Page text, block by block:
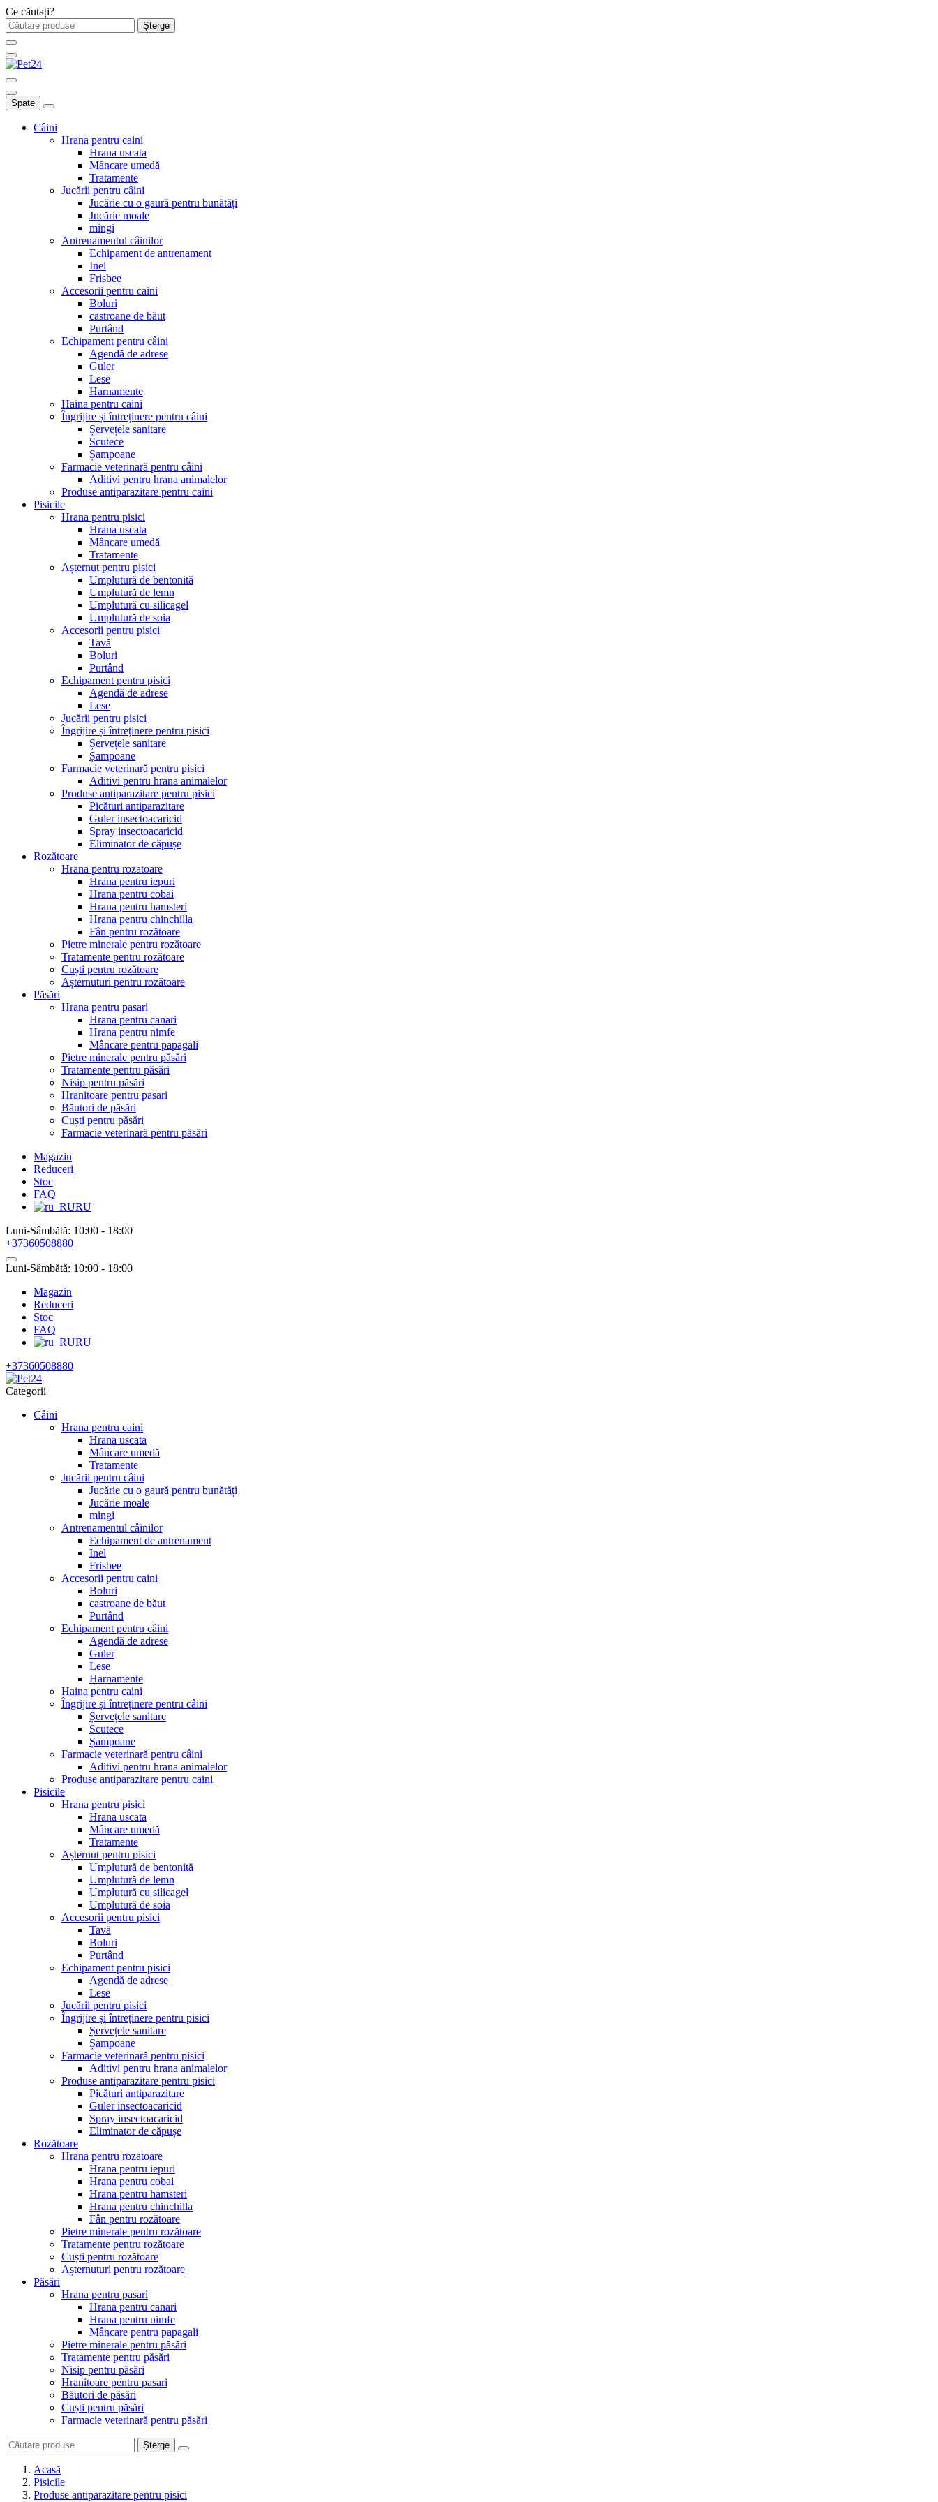
Ce căutați?
Șterge
Spate
Câini
Hrana pentru caini
Hrana uscata
Mâncare umedă
Tratamente
Jucării pentru câini
Jucărie cu o gaură pentru bunătăți
Jucărie moale
mingi
Antrenamentul câinilor
Echipament de antrenament
Inel
Frisbee
Accesorii pentru caini
Boluri
castroane de băut
Purtând
Echipament pentru câini
Agendă de adrese
Guler
Lese
Harnamente
Haina pentru caini
Îngrijire și întreținere pentru câini
Șervețele sanitare
Scutece
Șampoane
Farmacie veterinară pentru câini
Aditivi pentru hrana animalelor
Produse antiparazitare pentru caini
Pisicile
Hrana pentru pisici
Hrana uscata
Mâncare umedă
Tratamente
Așternut pentru pisici
Umplutură de bentonită
Umplutură de lemn
Umplutură cu silicagel
Umplutură de soia
Accesorii pentru pisici
Tavă
Boluri
Purtând
Echipament pentru pisici
Agendă de adrese
Lese
Jucării pentru pisici
Îngrijire și întreținere pentru pisici
Șervețele sanitare
Șampoane
Farmacie veterinară pentru pisici
Aditivi pentru hrana animalelor
Produse antiparazitare pentru pisici
Picături antiparazitare
Guler insectoacaricid
Spray insectoacaricid
Eliminator de căpușe
Rozătoare
Hrana pentru rozatoare
Hrana pentru iepuri
Hrana pentru cobai
Hrana pentru hamsteri
Hrana pentru chinchilla
Fân pentru rozătoare
Pietre minerale pentru rozătoare
Tratamente pentru rozătoare
Cuști pentru rozătoare
Așternuturi pentru rozătoare
Păsări
Hrana pentru pasari
Hrana pentru canari
Hrana pentru nimfe
Mâncare pentru papagali
Pietre minerale pentru păsări
Tratamente pentru păsări
Nisip pentru păsări
Hranitoare pentru pasari
Băutori de păsări
Cuști pentru păsări
Farmacie veterinară pentru păsări
Magazin
Reduceri
Stoc
FAQ
RU
Luni-Sâmbătă: 10:00 - 18:00
+37360508880
Luni-Sâmbătă: 10:00 - 18:00
Magazin
Reduceri
Stoc
FAQ
RU
+37360508880
Categorii
Câini
Hrana pentru caini
Hrana uscata
Mâncare umedă
Tratamente
Jucării pentru câini
Jucărie cu o gaură pentru bunătăți
Jucărie moale
mingi
Antrenamentul câinilor
Echipament de antrenament
Inel
Frisbee
Accesorii pentru caini
Boluri
castroane de băut
Purtând
Echipament pentru câini
Agendă de adrese
Guler
Lese
Harnamente
Haina pentru caini
Îngrijire și întreținere pentru câini
Șervețele sanitare
Scutece
Șampoane
Farmacie veterinară pentru câini
Aditivi pentru hrana animalelor
Produse antiparazitare pentru caini
Pisicile
Hrana pentru pisici
Hrana uscata
Mâncare umedă
Tratamente
Așternut pentru pisici
Umplutură de bentonită
Umplutură de lemn
Umplutură cu silicagel
Umplutură de soia
Accesorii pentru pisici
Tavă
Boluri
Purtând
Echipament pentru pisici
Agendă de adrese
Lese
Jucării pentru pisici
Îngrijire și întreținere pentru pisici
Șervețele sanitare
Șampoane
Farmacie veterinară pentru pisici
Aditivi pentru hrana animalelor
Produse antiparazitare pentru pisici
Picături antiparazitare
Guler insectoacaricid
Spray insectoacaricid
Eliminator de căpușe
Rozătoare
Hrana pentru rozatoare
Hrana pentru iepuri
Hrana pentru cobai
Hrana pentru hamsteri
Hrana pentru chinchilla
Fân pentru rozătoare
Pietre minerale pentru rozătoare
Tratamente pentru rozătoare
Cuști pentru rozătoare
Așternuturi pentru rozătoare
Păsări
Hrana pentru pasari
Hrana pentru canari
Hrana pentru nimfe
Mâncare pentru papagali
Pietre minerale pentru păsări
Tratamente pentru păsări
Nisip pentru păsări
Hranitoare pentru pasari
Băutori de păsări
Cuști pentru păsări
Farmacie veterinară pentru păsări
Șterge
Acasă
Pisicile
Produse antiparazitare pentru pisici